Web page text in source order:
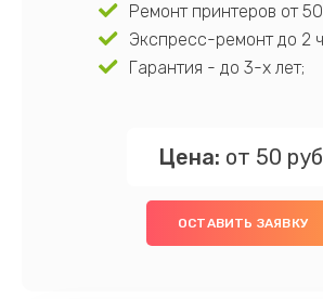
Ремонт принтеров от
Экспресс-ремонт до 2
Гарантия - до 3-х лет;
Цена: от 50
ОСТАВИТЬ ЗАЯВКУ